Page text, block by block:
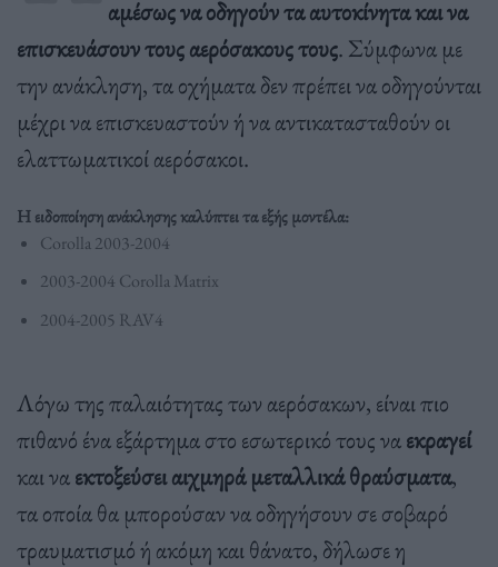
αμέσως να οδηγούν τα αυτοκίνητα και να
επισκευάσουν τους αερόσακους τους. Σύμφωνα με
την ανάκληση, τα οχήματα δεν πρέπει να οδηγούνται
μέχρι να επισκευαστούν ή να αντικατασταθούν οι
ελαττωματικοί αερόσακοι.
Η ειδοποίηση ανάκλησης καλύπτει τα εξής μοντέλα:
Corolla 2003-2004
2003-2004 Corolla Matrix
2004-2005 RAV4
Λόγω της παλαιότητας των αερόσακων, είναι πιο
πιθανό ένα εξάρτημα στο εσωτερικό τους ναεκραγεί
και ναεκτοξεύσει αιχμηρά μεταλλικά θραύσματα,
τα οποία θα μπορούσαν να οδηγήσουν σε σοβαρό
τραυματισμό ή ακόμη και θάνατο, δήλωσε η